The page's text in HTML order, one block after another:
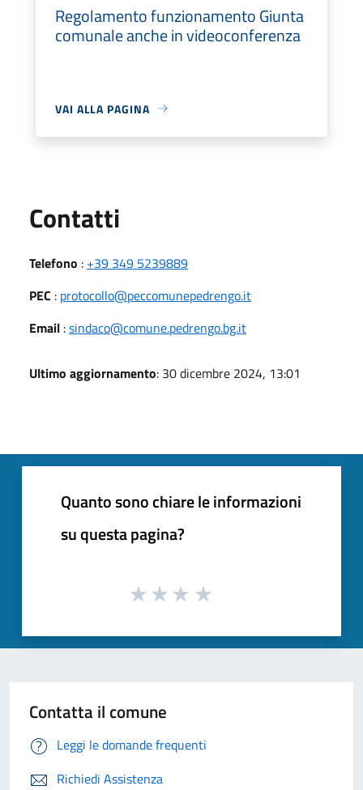
Regolamento funzionamento Giunta
comunale anche in videoconferenza
VAI ALLA PAGINA
Contatti
Telefono : +39 349 5239889
PEC : protocollo@peccomunepedrengo.it
Email :sindaco@comune.pedrengo.bg.it
Ultimo aggiornamento: 30 dicembre 2024, 13:01
Quanto sono chiare le informazioni
su questa pagina?
Contatta il comune
Leggi le domande frequenti
Richiedi Assistenza